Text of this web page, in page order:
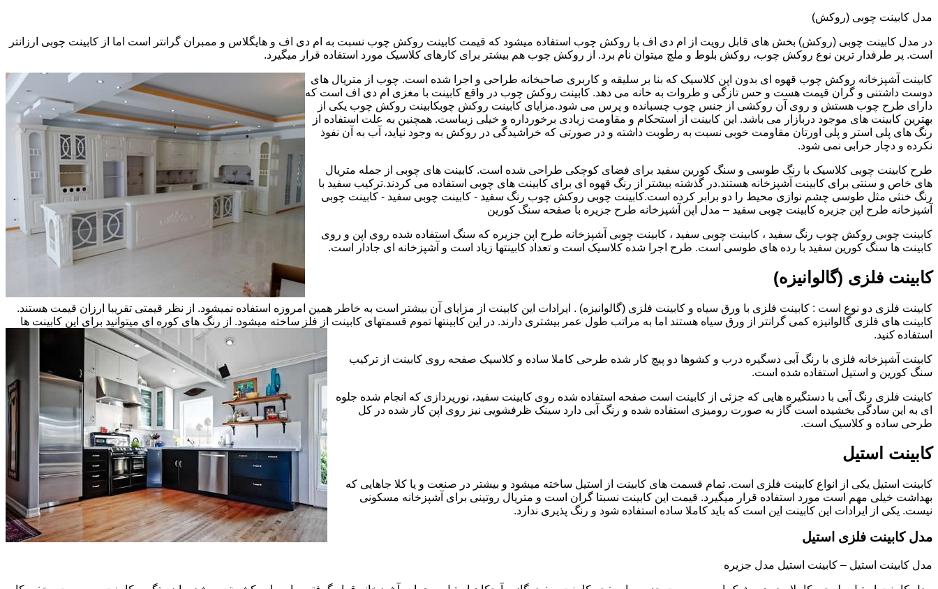
مدل کابینت چوبی (روکش)
در مدل کابینت چوبی (روکش) بخش های قابل رویت از ام دی اف با روکش چوب استفاده میشود که قیمت کابینت روکش چوب نسبت به ام دی اف و هایگلاس و ممبران گرانتر است اما از کابینت چوبی ارزانتر
است. پر طرفدار ترین نوع روکش چوب، روکش بلوط و ملچ میتوان نام برد. از روکش چوب هم بیشتر برای کارهای کلاسیک مورد استفاده قرار میگیرد.
کابینت آشپزخانه روکش چوب قهوه ای بدون اپن کلاسیک که بنا بر سلیقه و کاربری صاحبخانه طراحی و اجرا شده است. چوب از متریال های
دوست داشتنی و گران قیمت هست و حس تازگی و طروات به خانه می دهد. کابینت روکش چوب در واقع کابینت با مغزی ام دی اف است که
دارای طرح چوب هستش و روی آن روکشی از جنس چوب چسبانده و پرس می شود.مزایای کابینت روکش چوبکابینت روکش چوب یکی از
بهترین کابینت های موجود دربازار می باشد. این کابینت از استحکام و مقاومت زیادی برخورداره و خیلی زیباست. همچنین به علت استفاده از
رنگ های پلی استر و پلی اورتان مقاومت خوبی نسبت به رطوبت داشته و در صورتی که خراشیدگی در روکش به وجود نیاید، آب به آن نفوذ
نکرده و دچار خرابی نمی شود.
طرح کابینت چوبی کلاسیک با رنگ طوسی و سنگ کورین سفید برای فضای کوچکی طراحی شده است. کابینت های چوبی از جمله متریال
های خاص و سنتی برای کابینت آشپزخانه هستند.در گذشته بیشتر از رنگ قهوه ای برای کابینت های چوبی استفاده می کردند.ترکیب سفید با
رنگ خنثی مثل طوسی چشم نوازی محیط را دو برابر کرده است.کابینت چوبی روکش چوب رنگ سفید - کابینت چوبی سفید - کابینت چوبی
آشپزخانه طرح اپن جزیره کابینت چوبی سفید – مدل اپن آشپزخانه طرح جزیره با صفحه سنگ کورین
کابینت چوبی روکش چوب رنگ سفید ، کابینت چوبی سفید ، کابینت چوبی آشپزخانه طرح اپن جزیره که سنگ استفاده شده روی اپن و روی
کابینت ها سنگ کورین سفید با رده های طوسی است. طرح اجرا شده کلاسیک است و تعداد کابینتها زیاد است و آشپزخانه ای جادار است.
کابینت فلزی (گالوانیزه)
کابینت فلزی دو نوع است : کابینت فلزی با ورق سیاه و کابینت فلزی (گالوانیزه) . ایرادات این کابینت از مزایای آن بیشتر است به خاطر همین امروزه استفاده نمیشود. از نظر قیمتی تقریبا ارزان قیمت هستند.
کابینت های فلزی گالوانیزه کمی گرانتر از ورق سیاه هستند اما به مراتب طول عمر بیشتری دارند. در این کابینتها تموم قسمتهای کابینت از فلز ساخته میشود. از رنگ های کوره ای میتوانید برای این کابینت ها
استفاده کنید.
کابینت آشپزخانه فلزی با رنگ آبی دسگیره درب و کشوها دو پیچ کار شده طرحی کاملا ساده و کلاسیک صفحه روی کابینت از ترکیب
سنگ کورین و استیل استفاده شده است.
کابینت فلزی رنگ آبی با دستگیره هایی که جزئی از کابینت است صفحه استفاده شده روی کابینت سفید، نورپردازی که انجام شده جلوه
ای به این سادگی بخشیده است گاز به صورت رومیزی استفاده شده و رنگ آبی دارد سینک ظرفشویی نیز روی اپن کار شده در کل
طرحی ساده و کلاسیک است.
کابینت استیل
کابینت استیل یکی از انواع کابینت فلزی است. تمام قسمت های کابینت از استیل ساخته میشود و بیشتر در صنعت و یا کلا جاهایی که
بهداشت خیلی مهم است مورد استفاده قرار میگیرد. قیمت این کابینت نسبتا گران است و متریال روتینی برای آشپزخانه مسکونی
نیست. یکی از ایرادات این کابینت این است که باید کاملا ساده استفاده شود و رنگ پذیری ندارد.
مدل کابینت فلزی استیل
مدل کابینت استیل – کابینت استیل مدل جزیره